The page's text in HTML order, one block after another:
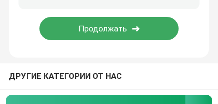
ДРУГИЕ КАТЕГОРИИ ОТ НАС